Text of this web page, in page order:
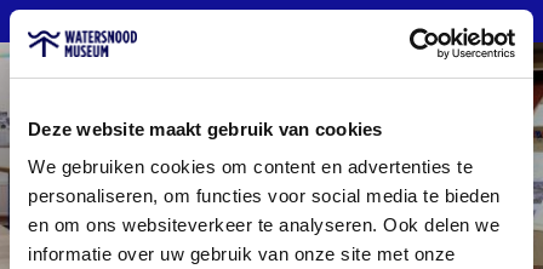
Deze website maakt gebruik van cookies
We gebruiken cookies om content en advertenties te
personaliseren, om functies voor social media te bieden
en om ons websiteverkeer te analyseren. Ook delen we
informatie over uw gebruik van onze site met onze